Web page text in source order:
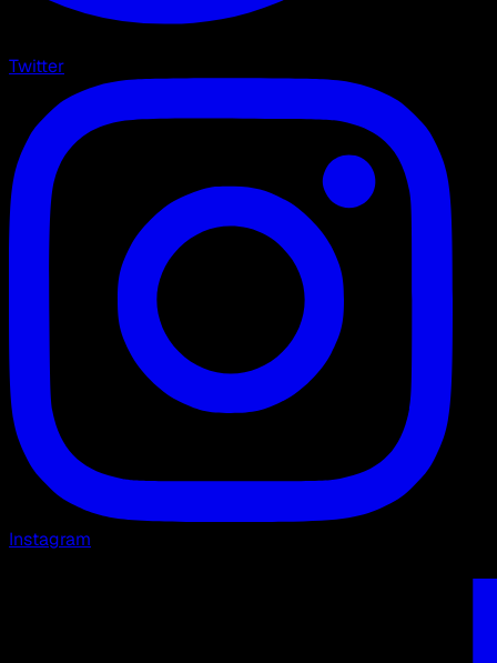
Twitter
Instagram